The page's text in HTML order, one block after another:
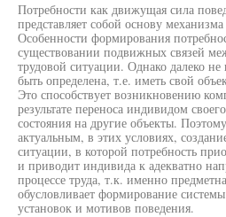
Потребности как движущая сила
представляет собой основу
Особенности формирования
существовании подвижных связей
трудовой ситуации. Однако далеко
быть определена, т.е. иметь свой
Это способствует возникновению
результате переноса индивидом
состояния на другие объекты.
актуальным, в этих условиях,
ситуации, в которой потребность
и приводит индивида к адекватно
процессе труда, т.к. именно
обусловливает формирование
установок и мотивов поведения.